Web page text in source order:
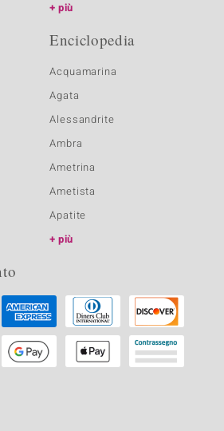
più
Enciclopedia
Acquamarina
Agata
Alessandrite
Ambra
Ametrina
Ametista
Apatite
più